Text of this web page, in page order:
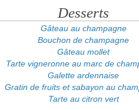
Desserts
Gâteau au champagne
Bouchon de champagne
Gâteau mollet
Tarte vigneronne au marc de
Galette ardennaise
Gratin de fruits et sabayon au
Tarte au citron vert